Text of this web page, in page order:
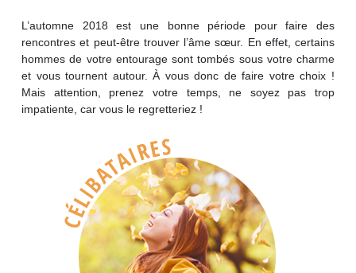
L’automne 2018 est une bonne période pour faire des
rencontres et peut-être trouver l’âme sœur. En effet, certains
hommes de votre entourage sont tombés sous votre charme
et vous tournent autour. À vous donc de faire votre choix !
Mais attention, prenez votre temps, ne soyez pas trop
impatiente, car vous le regretteriez !